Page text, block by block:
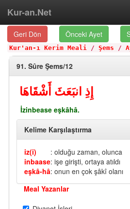
Kur-an.Net
Geri Dön Önceki Ayet
Kur'an-ı Kerim Meali / Şems /
91. Sûre Şems/12
إِذِ انبَعَثَ أَشْقَاهَا
İzinbease eşkâhâ.
Kelime Karşılaştırma
iz(i)
: olduğu zaman, olunca
inbaase: işe girişti, ortaya atıldı
eşkâ-hâ: onun en çok şâkî olanı
Meal Yazanlar